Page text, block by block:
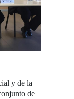
y de la
de